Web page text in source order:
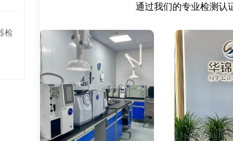
检
工况模拟测试‌：在满载、空载、变速等不同运行状态
环境适应性测试‌：高温、高湿等极端环境下噪声稳定
四、检测标准‌
类别‌ ‌标准示例‌
通用标准‌ GB 3096-2008（声环境质量标准）、ISO
工业设备‌ GB/T 3768-2017（机械噪声声功率级测
家用机器人‌ IEC 60704（家用电器噪声限值）、GB
通过我们的专业检测认